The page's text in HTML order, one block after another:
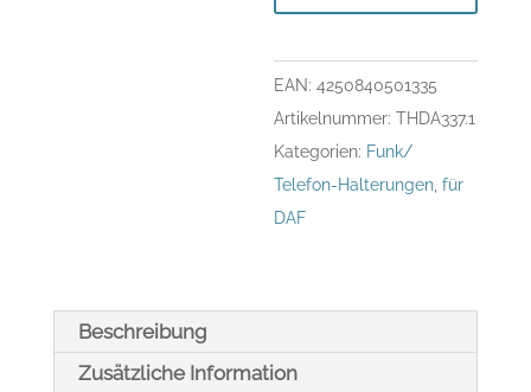
Bj.
´13-
´21
Menge
EAN:4250840501335
Artikelnummer:THDA337.1
Kategorien: Funk/
Telefon-Halterungen ,für
DAF
Beschreibung
Zusätzliche Information